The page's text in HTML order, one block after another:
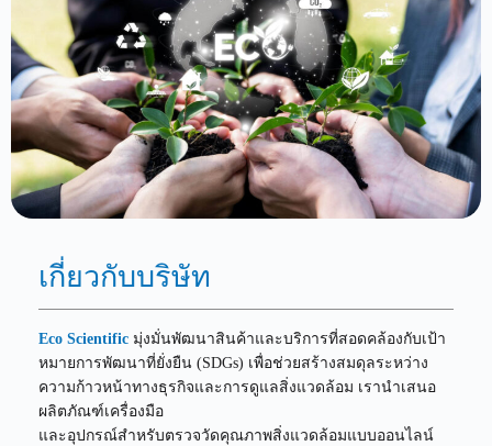
เกี่ยวกับบริษัท
Eco Scientific มุ่งมั่นพัฒนาสินค้าและบริการที่สอดคล้องกับเป้า
หมายการพัฒนาที่ยั่งยืน (SDGs) เพื่อช่วยสร้างสมดุลระหว่าง
ความก้าวหน้าทางธุรกิจและการดูแลสิ่งแวดล้อม เรานำเสนอ
ผลิตภัณฑ์เครื่องมือ
และอุปกรณ์สำหรับตรวจวัดคุณภาพสิ่งแวดล้อมแบบออนไลน์